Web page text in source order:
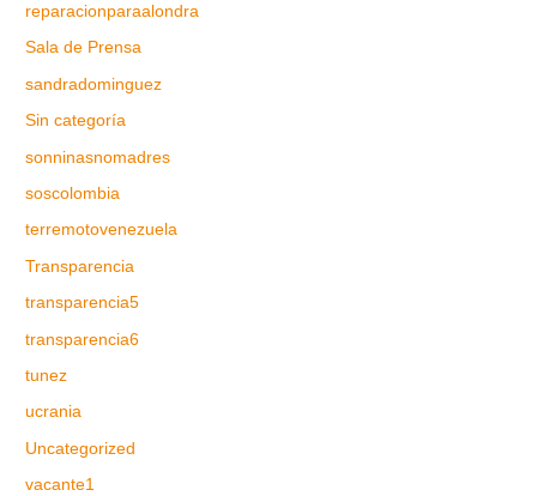
reparacionparaalondra
Sala de Prensa
sandradominguez
Sin categoría
sonninasnomadres
soscolombia
terremotovenezuela
Transparencia
transparencia5
transparencia6
tunez
ucrania
Uncategorized
vacante1